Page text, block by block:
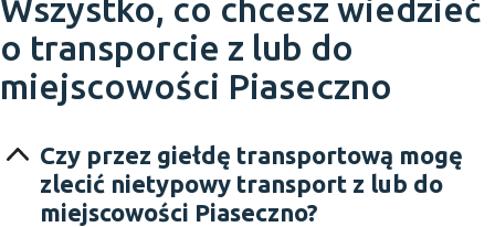
Wszystko, co chcesz wiedzieć
o transporcie z lub do
miejscowości Piaseczno
Czy przez giełdę transportową mogę
zlecić nietypowy transport z lub do
miejscowości Piaseczno?